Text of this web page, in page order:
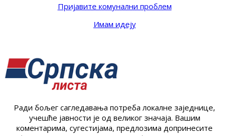
Пријавите комунални проблем
Имам идеју
Ради бољег сагледавања потреба локалне заједнице,
учешће јавности је од великог значаја. Вашим
коментарима, сугестијама, предлозима допринесите